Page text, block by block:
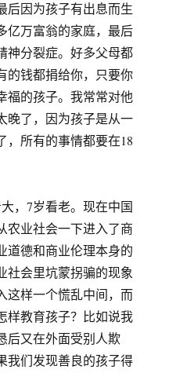
后因为孩子有出息而生
亿万富翁的家庭，最后
神分裂症。好多父母都
的钱都捐给你，只要你
福的孩子。我常常对他
晚了，因为孩子是从一
，所有的事情都要在18
，7岁看老。现在中国
农业社会一下进入了商
道德和商业伦理本身的
社会里坑蒙拐骗的现象
这样一个慌乱中间，而
样教育孩子？比如说我
后又在外面受别人欺
我们发现善良的孩子得